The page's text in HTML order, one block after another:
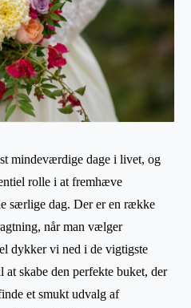
mindeværdige dage i livet, og
rolle i at fremhæve
særlige dag. Der er en række
når man vælger
dykker vi ned i de vigtigste
skabe den perfekte buket, der
et smukt udvalg af